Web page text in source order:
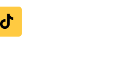
i
k
t